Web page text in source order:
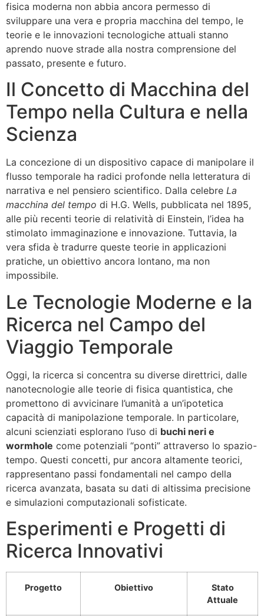
fisica moderna non abbia ancora permesso di
sviluppare una vera e propria macchina del tempo, le
teorie e le innovazioni tecnologiche attuali stanno
aprendo nuove strade alla nostra comprensione del
passato, presente e futuro.
Il Concetto di Macchina del
Tempo nella Cultura e nella
Scienza
La concezione di un dispositivo capace di manipolare il
flusso temporale ha radici profonde nella letteratura di
narrativa e nel pensiero scientifico. Dalla celebre La
macchina del tempo di H.G. Wells, pubblicata nel 1895,
alle più recenti teorie di relatività di Einstein, l’idea ha
stimolato immaginazione e innovazione. Tuttavia, la
vera sfida è tradurre queste teorie in applicazioni
pratiche, un obiettivo ancora lontano, ma non
impossibile.
Le Tecnologie Moderne e la
Ricerca nel Campo del
Viaggio Temporale
Oggi, la ricerca si concentra su diverse direttrici, dalle
nanotecnologie alle teorie di fisica quantistica, che
promettono di avvicinare l’umanità a un’ipotetica
capacità di manipolazione temporale. In particolare,
alcuni scienziati esplorano l’uso di buchi neri e
wormhole come potenziali “ponti” attraverso lo spazio-
tempo. Questi concetti, pur ancora altamente teorici,
rappresentano passi fondamentali nel campo della
ricerca avanzata, basata su dati di altissima precisione
e simulazioni computazionali sofisticate.
Esperimenti e Progetti di
Ricerca Innovativi
Progetto Obiettivo
Stato
Attuale